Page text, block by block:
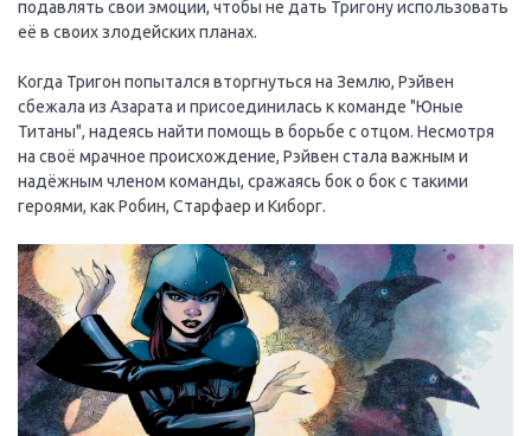
подавлять свои эмоции, чтобы не дать Тригону использовать
её в своих злодейских планах.
Когда Тригон попытался вторгнуться на Землю, Рэйвен
сбежала из Азарата и присоединилась к команде "Юные
Титаны", надеясь найти помощь в борьбе с отцом. Несмотря
на своё мрачное происхождение, Рэйвен стала важным и
надёжным членом команды, сражаясь бок о бок с такими
героями, как Робин, Старфаер и Киборг.